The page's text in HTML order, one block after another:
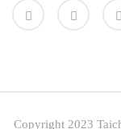
Copyright 2023